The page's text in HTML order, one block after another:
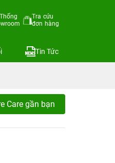
Tra cứu
đơn hàng
Tin Tức
Care gần bạn